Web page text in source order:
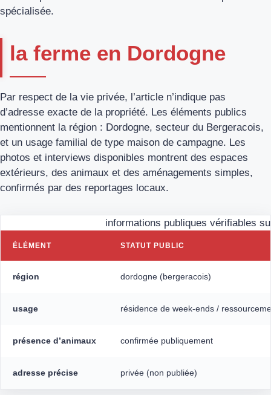
spécialisée.
la ferme en Dordogne
Par respect de la vie privée, l’article n’indique pas
d’adresse exacte de la propriété. Les éléments publics
mentionnent la région : Dordogne, secteur du Bergeracois,
et un usage familial de type maison de campagne. Les
photos et interviews disponibles montrent des espaces
extérieurs, des animaux et des aménagements simples,
confirmés par des reportages locaux.
informations publiques vérifiables
ÉLÉMENT STATUT PUBLIC
région dordogne (bergeracois)
usage résidence de week‑ends /
présence d’animaux confirmée publiquement
adresse précise privée (non publiée)